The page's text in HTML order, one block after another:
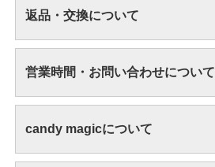
返品・交換について
営業時間・お問い合わせについて
candy magicについて